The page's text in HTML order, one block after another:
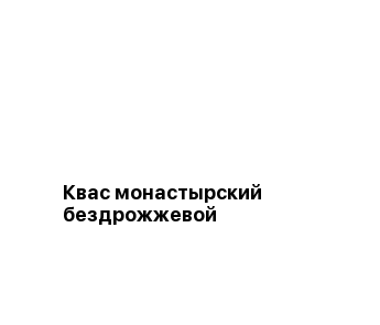
Квас монастырский
бездрожжевой